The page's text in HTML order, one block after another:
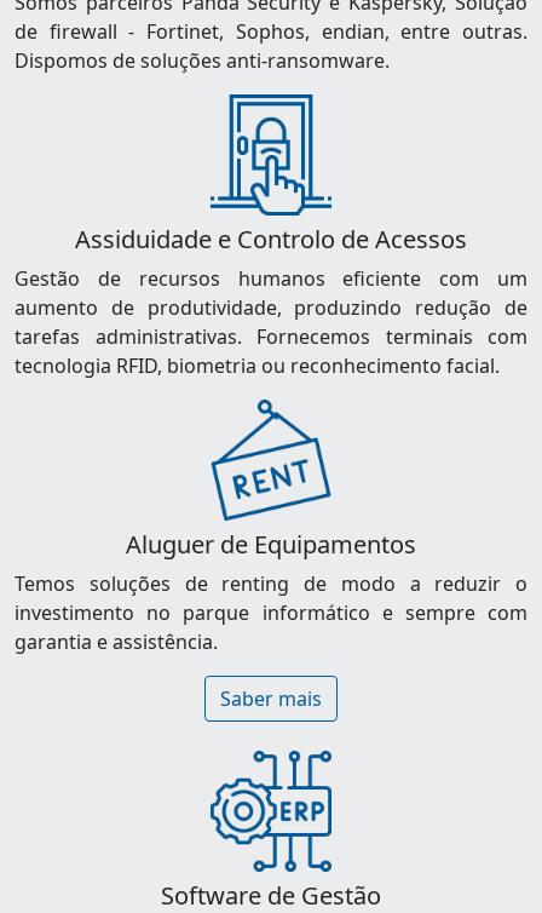
de firewall - Fortinet, Sophos, endian, entre outras.
Dispomos de soluções anti-ransomware.
Assiduidade e Controlo de Acessos
Gestão de recursos humanos eficiente com um
aumento de produtividade, produzindo redução de
tarefas administrativas. Fornecemos terminais com
tecnologia RFID, biometria ou reconhecimento facial.
Aluguer de Equipamentos
Temos soluções de renting de modo a reduzir o
investimento no parque informático e sempre com
garantia e assistência.
Saber mais
Software de Gestão